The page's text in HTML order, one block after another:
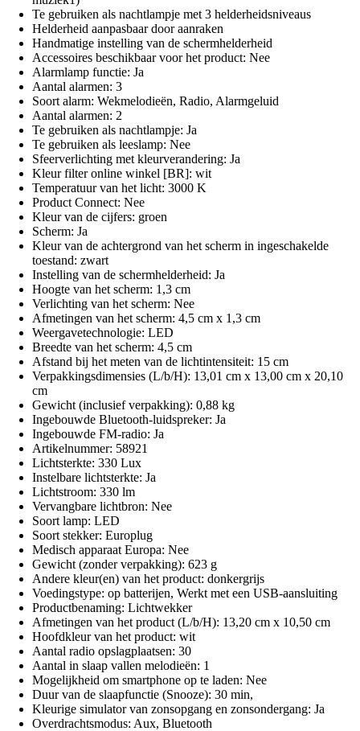
Te gebruiken als nachtlampje met 3 helderheidsniveaus
Helderheid aanpasbaar door aanraken
Handmatige instelling van de schermhelderheid
Accessoires beschikbaar voor het product: Nee
Alarmlamp functie: Ja
Aantal alarmen: 3
Soort alarm: Wekmelodieën, Radio, Alarmgeluid
Aantal alarmen: 2
Te gebruiken als nachtlampje: Ja
Te gebruiken als leeslamp: Nee
Sfeerverlichting met kleurverandering: Ja
Kleur filter online winkel [BR]: wit
Temperatuur van het licht: 3000 K
Product Connect: Nee
Kleur van de cijfers: groen
Scherm: Ja
Kleur van de achtergrond van het scherm in ingeschakelde
toestand: zwart
Instelling van de schermhelderheid: Ja
Hoogte van het scherm: 1,3 cm
Verlichting van het scherm: Nee
Afmetingen van het scherm: 4,5 cm x 1,3 cm
Weergavetechnologie: LED
Breedte van het scherm: 4,5 cm
Afstand bij het meten van de lichtintensiteit: 15 cm
Verpakkingsdimensies (L/b/H): 13,01 cm x 13,00 cm x 20,10
cm
Gewicht (inclusief verpakking): 0,88 kg
Ingebouwde Bluetooth-luidspreker: Ja
Ingebouwde FM-radio: Ja
Artikelnummer: 58921
Lichtsterkte: 330 Lux
Instelbare lichtsterkte: Ja
Lichtstroom: 330 lm
Vervangbare lichtbron: Nee
Soort lamp: LED
Soort stekker: Europlug
Medisch apparaat Europa: Nee
Gewicht (zonder verpakking): 623 g
Andere kleur(en) van het product: donkergrijs
Voedingstype: op batterijen, Werkt met een USB-aansluiting
Productbenaming: Lichtwekker
Afmetingen van het product (L/b/H): 13,20 cm x 10,50 cm
Hoofdkleur van het product: wit
Aantal radio opslagplaatsen: 30
Aantal in slaap vallen melodieën: 1
Mogelijkheid om smartphone op te laden: Nee
Duur van de slaapfunctie (Snooze): 30 min,
Kleurige simulator van zonsopgang en zonsondergang: Ja
Overdrachtsmodus: Aux, Bluetooth